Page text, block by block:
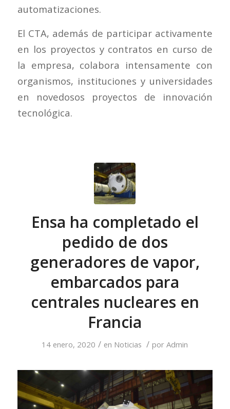
automatizaciones.
El CTA, además de participar activamente
en los proyectos y contratos en curso de
la empresa, colabora intensamente con
organismos, instituciones y universidades
en novedosos proyectos de innovación
tecnológica.
Ensa ha completado el
pedido de dos
generadores de vapor,
embarcados para
centrales nucleares en
Francia
14 enero, 2020 / en Noticias / porAdmin